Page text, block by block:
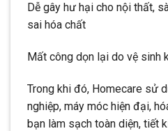
Dễ gây hư hại cho nội thất,
sai hóa chất
Mất công dọn lại do vệ sinh
Trong khi đó, Homecare sử
nghiệp, máy móc hiện đại,
bạn làm sạch toàn diện, tiết